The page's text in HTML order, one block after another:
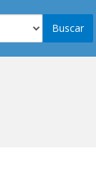
Buscar